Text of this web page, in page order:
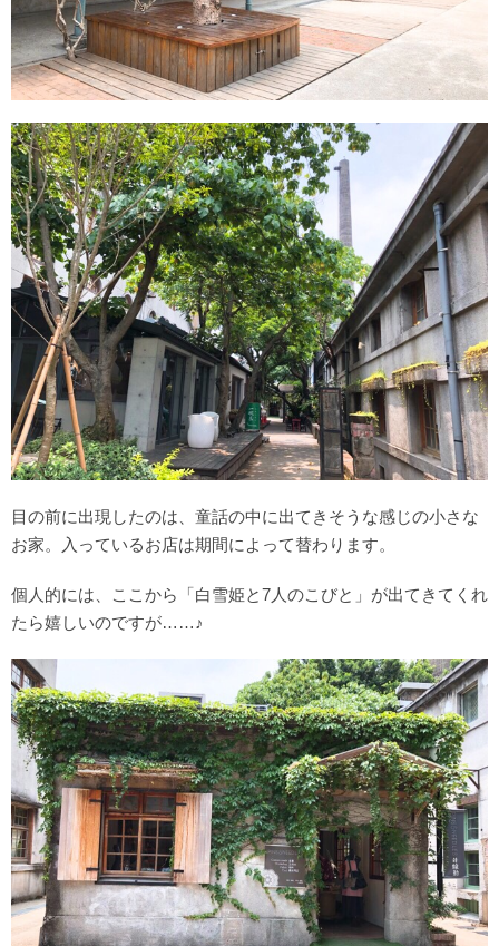
目の前に出現したのは、童話の中に出てきそうな感じの小さな
お家。入っているお店は期間によって替わります。
個人的には、ここから「白雪姫と7人のこびと」が出てきてくれ
たら嬉しいのですが……♪